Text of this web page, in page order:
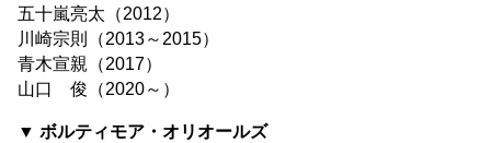
五十嵐亮太（2012）
川崎宗則（2013～2015）
青木宣親（2017）
山口 俊（2020～）
▼ ボルティモア・オリオールズ